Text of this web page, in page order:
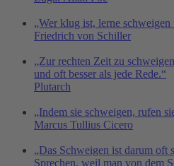
„Wer klug ist, lerne schweigen
Friedrich von Schiller
„Zur rechten Zeit zu
und oft besser als jede Rede.“
Plutarch
„Indem sie schweigen, rufen
Marcus Tullius Cicero
„Das Schweigen ist darum oft
Sprechen, weil man von dem